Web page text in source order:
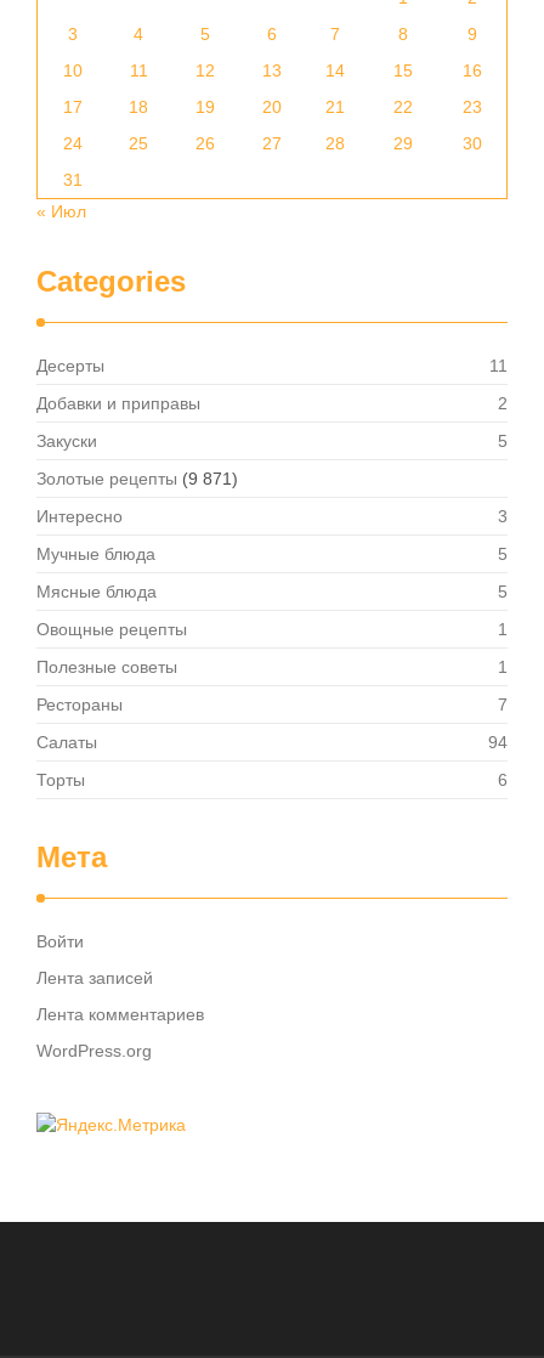
3
4 5 6 7 8
9
10
11 12 13 14 15
16
17
18 19 20 21 22
23
24
25 26 27 28 29
30
31
« Июл
Categories
Десерты
11
Добавки и приправы
2
Закуски
5
Золотые рецепты (9 871)
Интересно
3
Мучные блюда
5
Мясные блюда
5
Овощные рецепты
1
Полезные советы
1
Рестораны
7
Салаты
94
Торты
6
Мета
Войти
Лента записей
Лента комментариев
WordPress.org